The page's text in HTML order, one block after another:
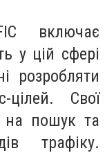
включає
у цій сфері
розробляти
Свої
на пошук та
трафіку.